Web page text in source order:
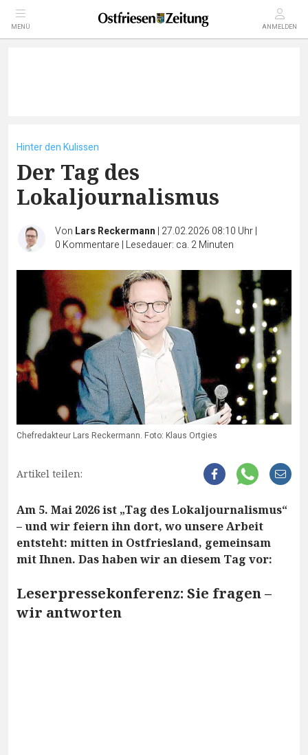
MENÜ ANMELDEN
Hinter den Kulissen
Der Tag des
Lokaljournalismus
Von Lars Reckermann | 27.02.2026 08:10 Uhr|
0 Kommentare | Lesedauer: ca. 2 Minuten
Chefredakteur Lars Reckermann. Foto: Klaus Ortgies
Artikel teilen:
Am 5. Mai 2026 ist „Tag des Lokaljournalismus“
– und wir feiern ihn dort, wo unsere Arbeit
entsteht: mitten in Ostfriesland, gemeinsam
mit Ihnen. Das haben wir an diesem Tag vor:
Leserpressekonferenz: Sie fragen –
wir antworten